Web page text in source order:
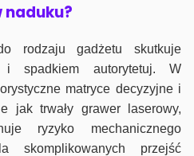
naduku?
rodzaju gadżetu skutkuje
i spadkiem autorytetuj. W
matryce decyzyjne i
jak trwały grawer laserowy,
ryzyko mechanicznego
skomplikowanych przejść